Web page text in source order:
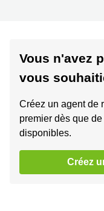
Vous n'avez
vous
Créez un agent de
premier dès que
disponibles.
Créez